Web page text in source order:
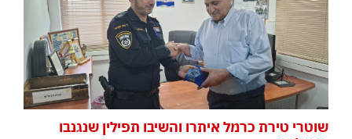
שוטרי טירת כרמל איתרו והשיבו תפילין שנגנבו